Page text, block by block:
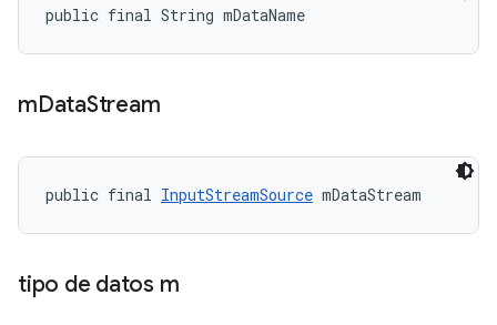
public final String mDataName
mDataStream
public final InputStreamSource mDataStream
tipo de datos m